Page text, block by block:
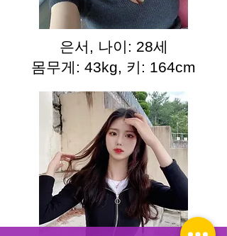
은서, 나이: 28세
몸무게: 43kg, 키: 164cm